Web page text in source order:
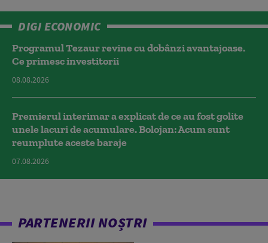
DIGI ECONOMIC
Programul Tezaur revine cu dobânzi avantajoase.
Ce primesc investitorii
08.08.2026
Premierul interimar a explicat de ce au fost golite
unele lacuri de acumulare. Bolojan: Acum sunt
reumplute aceste baraje
07.08.2026
PARTENERII NOȘTRI